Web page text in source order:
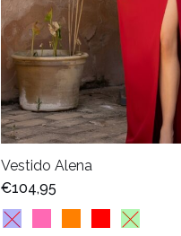
Vestido Alena
€104,95